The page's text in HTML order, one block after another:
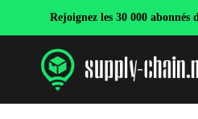
Rejoignez les 30 000 abonnés